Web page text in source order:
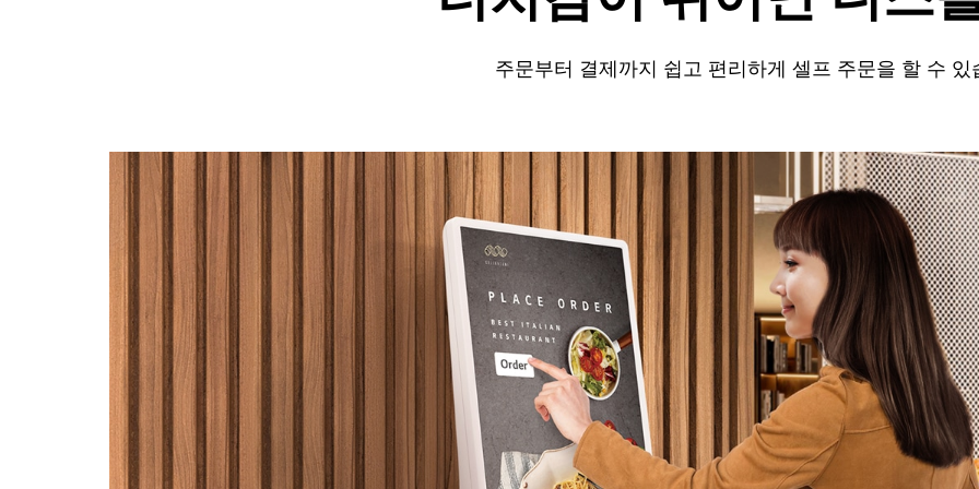
주문부터 결제까지 쉽고 편리하게 셀프 주문을 할 수 있